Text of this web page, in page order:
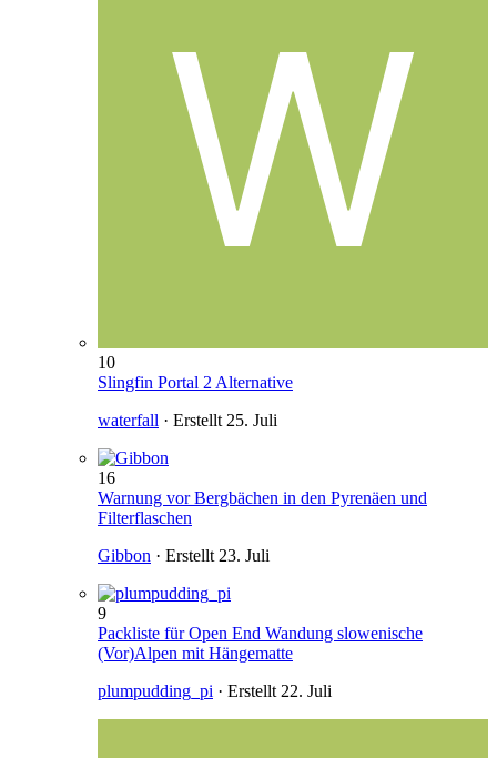
10
Slingfin Portal 2 Alternative
waterfall · Erstellt 25. Juli
16
Warnung vor Bergbächen in den Pyrenäen und
Filterflaschen
Gibbon · Erstellt 23. Juli
9
Packliste für Open End Wandung slowenische
(Vor)Alpen mit Hängematte
plumpudding_pi · Erstellt 22. Juli